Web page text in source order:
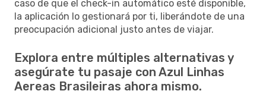
caso de que el check-in automático esté disponible,
la aplicación lo gestionará por ti, liberándote de una
preocupación adicional justo antes de viajar.
Explora entre múltiples alternativas y
asegúrate tu pasaje con Azul Linhas
Aereas Brasileiras ahora mismo.